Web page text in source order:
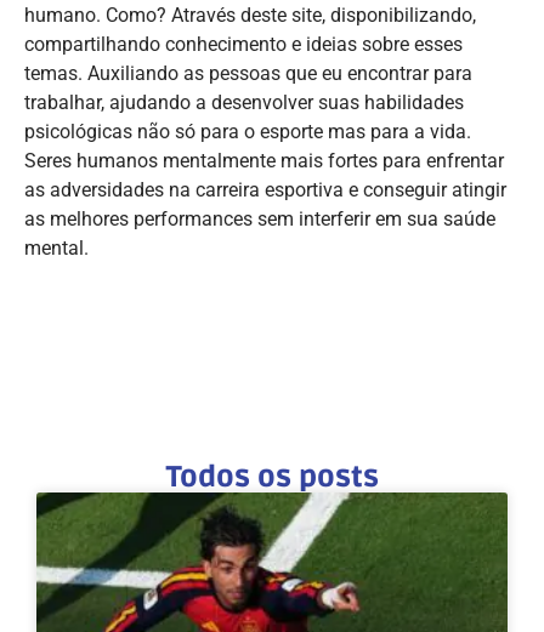
humano. Como? Através deste site, disponibilizando,
compartilhando conhecimento e ideias sobre esses
temas. Auxiliando as pessoas que eu encontrar para
trabalhar, ajudando a desenvolver suas habilidades
psicológicas não só para o esporte mas para a vida.
Seres humanos mentalmente mais fortes para enfrentar
as adversidades na carreira esportiva e conseguir atingir
as melhores performances sem interferir em sua saúde
mental.
Todos os posts